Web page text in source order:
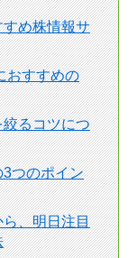
め株情報サ
おすすめの
るコツにつ
つのポイン
、明日注目